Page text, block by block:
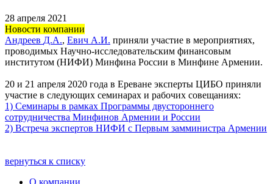
28 апреля 2021
Новости компании
Андреев Д.А., Евич А.И. приняли участие в мероприятиях,
проводимых Научно-исследовательским финансовым
институтом (НИФИ) Минфина России в Минфине Армении.
20 и 21 апреля 2020 года в Ереване эксперты ЦИБО приняли
участие в следующих семинарах и рабочих совещаниях:
1) Семинары в рамках Программы двустороннего
сотрудничества Минфинов Армении и России
2) Встреча экспертов НИФИ с Первым замминистра Армении
вернуться к списку
О компании